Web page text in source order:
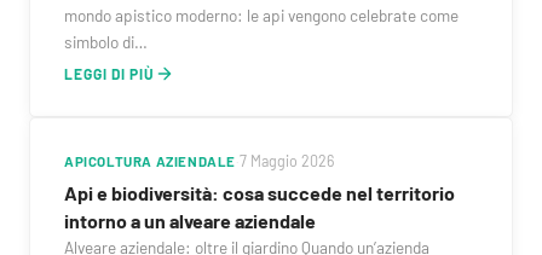
mondo apistico moderno: le api vengono celebrate come
simbolo di…
LEGGI DI PIÙ
APICOLTURA AZIENDALE 7 Maggio 2026
Api e biodiversità: cosa succede nel territorio
intorno a un alveare aziendale
Alveare aziendale: oltre il giardino Quando un’azienda